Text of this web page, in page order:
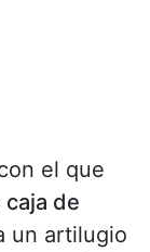
el que
caja de
un artilugio